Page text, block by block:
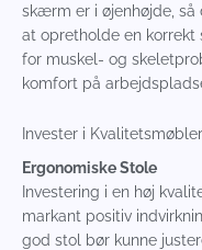
skærm er i øjenhøjde, så
at opretholde en korrekt
for muskel- og
komfort på
Invester i
Ergonomiske Stole
Investering i en høj
markant positiv
god stol bør kunne